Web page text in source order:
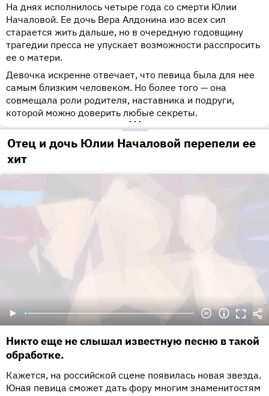
На днях исполнилось четыре года со смерти Юлии
Началовой. Ее дочь Вера Алдонина изо всех сил
старается жить дальше, но в очередную годовщину
трагедии пресса не упускает возможности расспросить
ее о матери.
Девочка искренне отвечает, что певица была для нее
самым близким человеком. Но более того — она
совмещала роли родителя, наставника и подруги,
которой можно доверить любые секреты.
•••
Отец и дочь Юлии Началовой перепели ее
хит
Никто еще не слышал известную песню в такой
обработке.
Кажется, на российской сцене появилась новая звезда.
Юная певица сможет дать фору многим знаменитостям